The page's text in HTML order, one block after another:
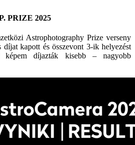
PRIZE 2025
Astrophotography Prize verseny
kapott és összevont 3-ik helyezést
díjazták kisebb – nagyobb